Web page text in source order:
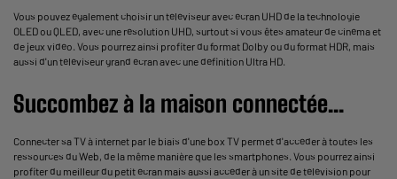
Vous pouvez également choisir un téléviseur avec écran UHD de la technologie
OLED ou QLED, avec une résolution UHD, surtout si vous êtes amateur de cinéma et
de jeux vidéo. Vous pourrez ainsi profiter du format Dolby ou du format HDR, mais
aussi d'un téléviseur grand écran avec une définition Ultra HD.
Succombez à la maison connectée...
Connecter sa TV à internet par le biais d'une box TV permet d'accéder à toutes les
ressources du Web, de la même manière que les smartphones. Vous pourrez ainsi
profiter du meilleur du petit écran mais aussi accéder à un site de télévision pour